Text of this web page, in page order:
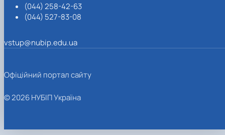
(044) 258-42-63
(044) 527-83-08
vstup@nubip.edu.ua
Офіційний портал сайту
© 2026 НУБІП Україна